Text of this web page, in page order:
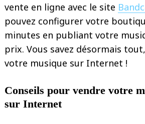
vente en ligne avec le site
pouvez configurer votre
minutes en publiant votre
prix. Vous savez désormais
votre musique sur Internet !
Conseils pour vendre votre
sur Internet
Search